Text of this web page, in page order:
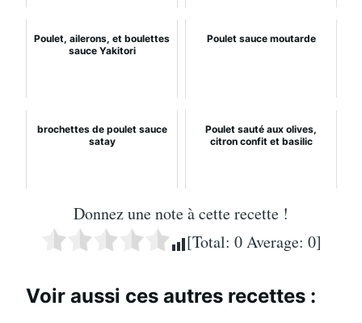
Poulet, ailerons, et boulettes
sauce Yakitori
Poulet sauce moutarde
brochettes de poulet sauce
satay
Poulet sauté aux olives,
citron confit et basilic
Donnez une note à cette recette !
[Total: 0Average: 0]
Voir aussi ces autres recettes :